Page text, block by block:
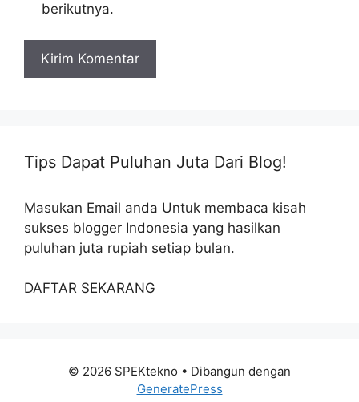
berikutnya.
Tips Dapat Puluhan Juta Dari Blog!
Masukan Email anda Untuk membaca kisah
sukses blogger Indonesia yang hasilkan
puluhan juta rupiah setiap bulan.
DAFTAR SEKARANG
© 2026 SPEKtekno • Dibangun dengan
GeneratePress